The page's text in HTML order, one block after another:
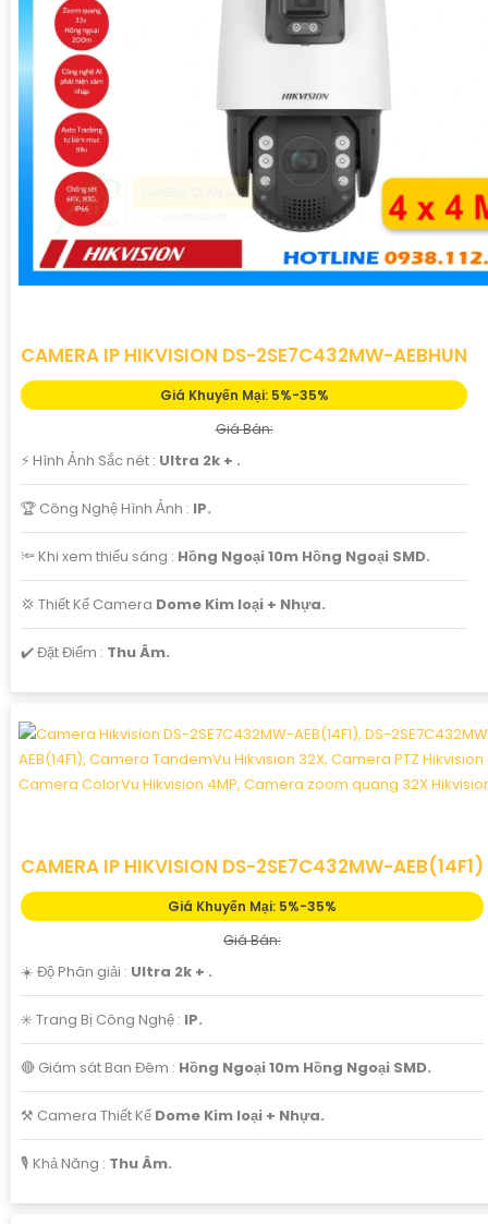
CAMERA IP HIKVISION DS-2SE7C432MW-AEBHUN
Giá Khuyến Mại: 5%-35%
Giá Bán:
️⚡ Hình Ảnh Sắc nét : Ultra 2k + .
🏆 Công Nghệ Hình Ảnh : IP.
🔦 Khi xem thiếu sáng : Hồng Ngoại 10m Hồng Ngoại SMD.
💢 Thiết Kế Camera Dome Kim loại + Nhựa.
️✔️ Đặt Điểm : Thu Âm.
CAMERA IP HIKVISION DS-2SE7C432MW-AEB(14F1)
Giá Khuyến Mại: 5%-35%
Giá Bán:
☀️ Độ Phân giải : Ultra 2k + .
✳️ Trang Bị Công Nghệ : IP.
🔴 Giám sát Ban Đêm : Hồng Ngoại 10m Hồng Ngoại SMD.
⚒ Camera Thiết Kế Dome Kim loại + Nhựa.
️🎙 Khả Năng : Thu Âm.